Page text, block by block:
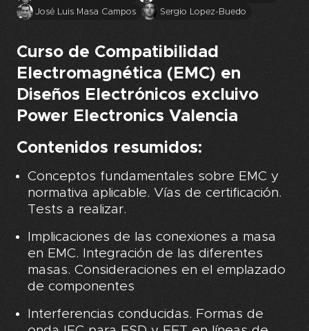
José Luis Masa Campos
Sergio Lopez-Buedo
Curso de Compatibilidad
Electromagnética (EMC) en
Diseños Electrónicos excluivo
Power Electronics Valencia
Contenidos resumidos:
Conceptos fundamentales sobre EMC y
normativa aplicable. Vías de certificación.
Tests a realizar.
Implicaciones de las conexiones a masa
en EMC. Integración de las diferentes
masas. Consideraciones en el emplazado
de componentes
Interferencias conducidas. Formas de